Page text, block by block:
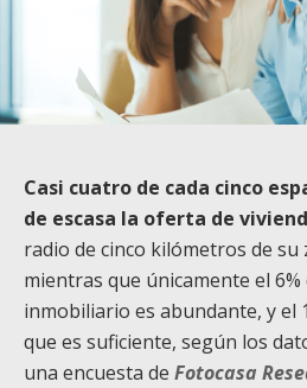
Casi cuatro de cada cinco
de escasa la oferta de
radio de cinco kilómetros de su
mientras que únicamente el
inmobiliario es abundante, y el
que es suficiente, según los
una encuesta de Fotocasa